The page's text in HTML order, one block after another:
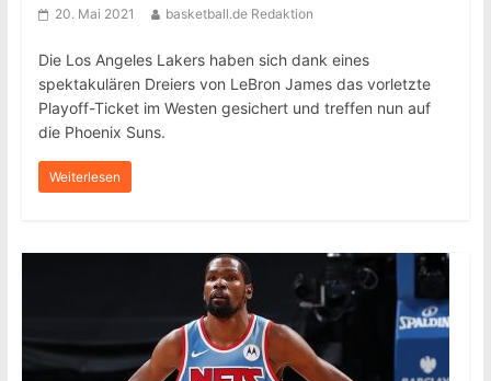
20. Mai 2021 basketball.de Redaktion
Die Los Angeles Lakers haben sich dank eines
spektakulären Dreiers von LeBron James das vorletzte
Playoff-Ticket im Westen gesichert und treffen nun auf
die Phoenix Suns.
Weiterlesen